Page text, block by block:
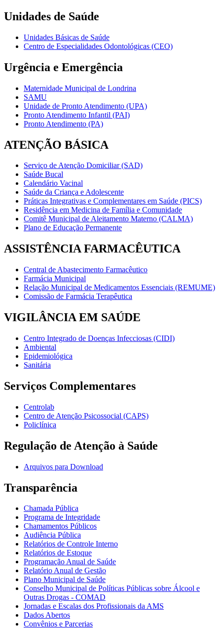
Unidades de Saúde
Unidades Básicas de Saúde
Centro de Especialidades Odontológicas (CEO)
Urgência e Emergência
Maternidade Municipal de Londrina
SAMU
Unidade de Pronto Atendimento (UPA)
Pronto Atendimento Infantil (PAI)
Pronto Atendimento (PA)
ATENÇÃO BÁSICA
Serviço de Atenção Domiciliar (SAD)
Saúde Bucal
Calendário Vacinal
Saúde da Criança e Adolescente
Práticas Integrativas e Complementares em Saúde (PICS)
Residência em Medicina de Família e Comunidade
Comitê Municipal de Aleitamento Materno (CALMA)
Plano de Educação Permanente
ASSISTÊNCIA FARMACÊUTICA
Central de Abastecimento Farmacêutico
Farmácia Municipal
Relação Municipal de Medicamentos Essenciais (REMUME)
Comissão de Farmácia Terapêutica
VIGILÂNCIA EM SAÚDE
Centro Integrado de Doenças Infecciosas (CIDI)
Ambiental
Epidemiológica
Sanitária
Serviços Complementares
Centrolab
Centro de Atenção Psicossocial (CAPS)
Policlínica
Regulação de Atenção à Saúde
Arquivos para Download
Transparência
Chamada Pública
Programa de Integridade
Chamamentos Públicos
Audiência Pública
Relatórios de Controle Interno
Relatórios de Estoque
Programação Anual de Saúde
Relatório Anual de Gestão
Plano Municipal de Saúde
Conselho Municipal de Políticas Públicas sobre Álcool e
Outras Drogas - COMAD
Jornadas e Escalas dos Profissionais da AMS
Dados Abertos
Convênios e Parcerias